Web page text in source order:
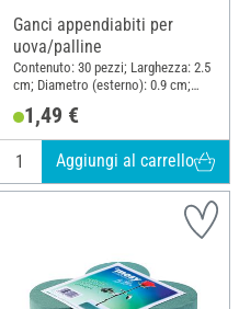
Ganci appendiabiti per
uova/palline
Contenuto: 30 pezzi; Larghezza: 2.5
cm; Diametro (esterno): 0.9 cm;
1,49 €
Aggiungi al carrello